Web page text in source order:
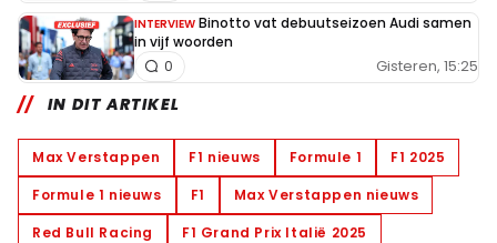
INTERVIEW Binotto vat debuutseizoen Audi samen
in vijf woorden
Gisteren, 15:25
0
IN DIT ARTIKEL
Max Verstappen F1 nieuws Formule 1
F1 2025
Formule 1 nieuws
F1
Max Verstappen nieuws
Red Bull Racing
F1 Grand Prix Italië 2025